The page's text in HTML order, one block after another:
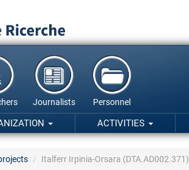
Journalists Personnel
ACTIVITIES
Italferr Irpinia-Orsara (DTA.AD002.371)